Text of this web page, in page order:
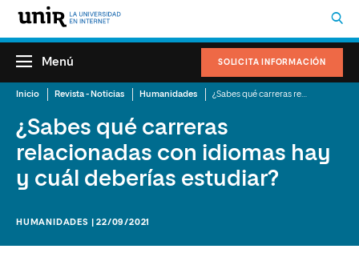
SOLICITA INFORMACIÓN
Menú
Inicio Revista - Noticias Humanidades
¿Sabes qué carreras
relacionadas con idiomas hay
y cuál deberías estudiar?
HUMANIDADES | 22/09/2021